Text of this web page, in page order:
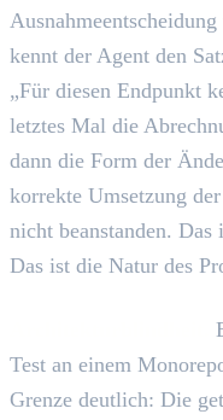
kennt der Agent den
„Für diesen Endpunkt
letztes Mal die
dann die Form der
korrekte Umsetzung
nicht beanstanden.
Das ist die Natur des
Test an einem
Grenze deutlich: Die